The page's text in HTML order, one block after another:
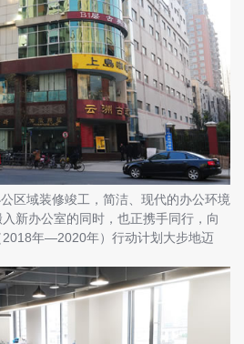
区域装修竣工，简洁、现代的办公环境
新办公室的同时，也正携手同行，向
年—2020年）行动计划大步地迈